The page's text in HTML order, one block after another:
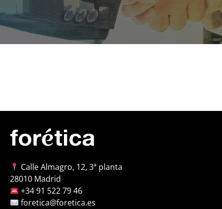
Calle Almagro, 12, 3ª planta
28010 Madrid
+34 91 522 79 46
foretica@foretica.es